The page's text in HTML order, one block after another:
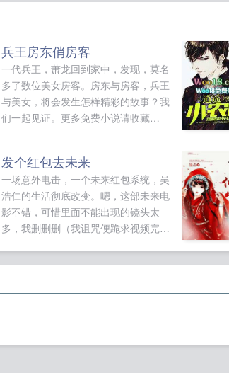
兵王房东俏房客
一代兵王，萧龙回到家中，发现，莫名
多了数位美女房客。房东与房客，兵王
与美女，将会发生怎样精彩的故事？我
们一起见证。更多免费小说请收藏
发个红包去未来
一场意外电击，一个未来红包系统，吴
浩仁的生活彻底改变。嗯，这部未来电
影不错，可惜里面不能出现的镜头太
多，我删删删（我诅咒便跪求视频完整
里少了块石头，去把院子里面那块石头